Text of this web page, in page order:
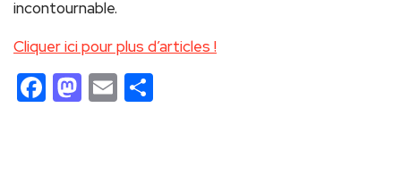
incontournable.
Cliquer ici pour plus d’articles !
Facebook
Mastodon
Email